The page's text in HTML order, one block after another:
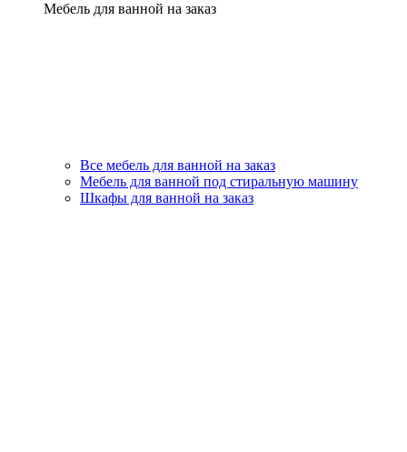
Мебель для ванной на заказ
Все мебель для ванной на заказ
Мебель для ванной под стиральную машину
Шкафы для ванной на заказ